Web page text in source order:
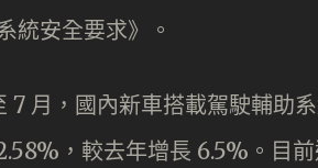
統安全要求》。
7 月，國內新車搭載駕駛輔助
，較去年增長 6.5%。目